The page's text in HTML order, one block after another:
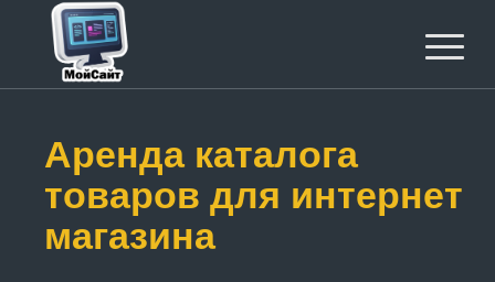
Аренда каталога
товаров для интернет
магазина